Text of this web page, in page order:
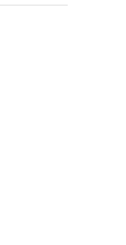
u